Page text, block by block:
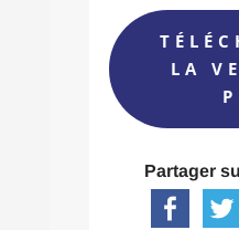
LA
Partager